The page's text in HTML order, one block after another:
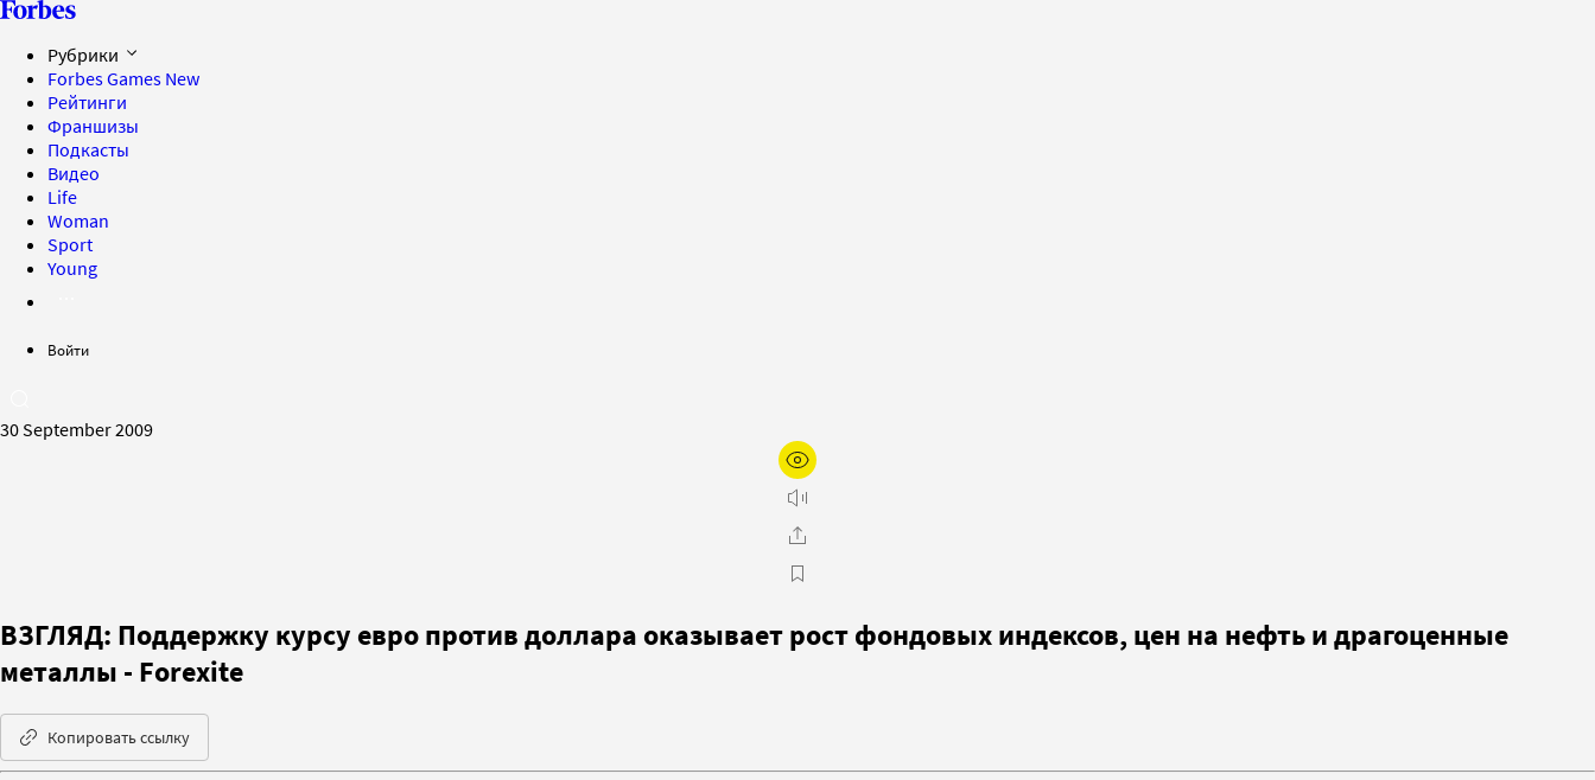
Рубрики
Forbes Games New
Рейтинги
Франшизы
Подкасты
Видео
Life
Woman
Sport
Young
Войти
30 September 2009
ВЗГЛЯД: Поддержку курсу евро против доллара оказывает рост фондовых индексов, цен на нефть и драгоценные
металлы - Forexite
Копировать ссылку